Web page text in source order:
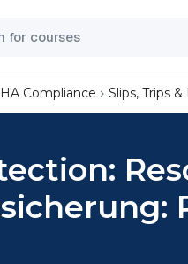
Compliance Slips, Trips &